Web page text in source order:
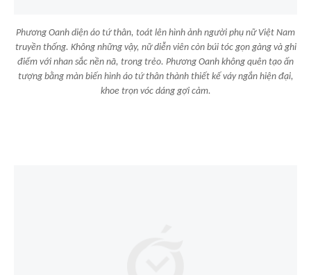
Phương Oanh diện áo tứ thân, toát lên hình ảnh người phụ nữ Việt Nam
truyền thống. Không những vậy, nữ diễn viên còn búi tóc gọn gàng và ghi
điểm với nhan sắc nền nã, trong trẻo. Phương Oanh không quên tạo ấn
tượng bằng màn biến hình áo tứ thân thành thiết kế váy ngắn hiện đại,
khoe trọn vóc dáng gợi cảm.